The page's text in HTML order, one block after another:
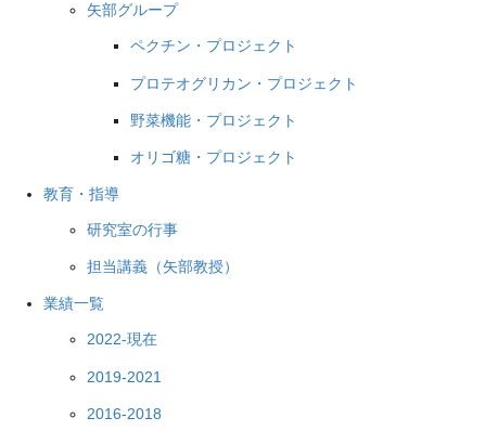
矢部グループ
ペクチン・プロジェクト
プロテオグリカン・プロジェクト
野菜機能・プロジェクト
オリゴ糖・プロジェクト
教育・指導
研究室の行事
担当講義（矢部教授）
業績一覧
2022-現在
2019-2021
2016-2018